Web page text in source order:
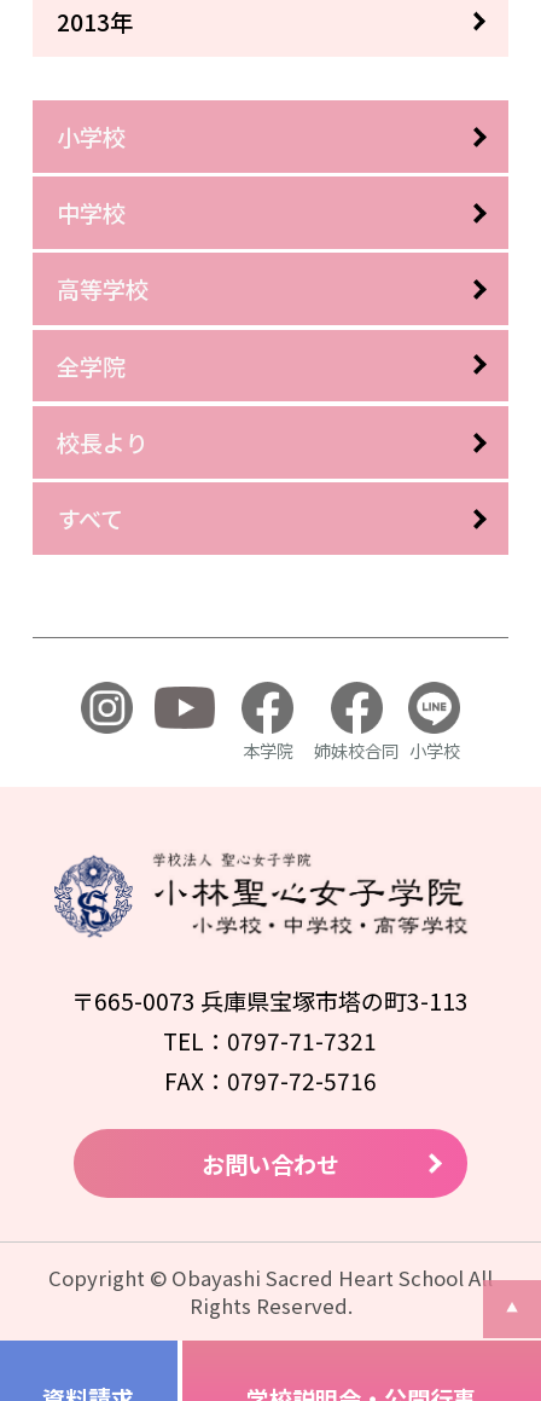
2013年
小学校
中学校
高等学校
全学院
校長より
すべて
本学院 姉妹校合同 小学校
〒665-0073 兵庫県宝塚市塔の町3-113
TEL：0797-71-7321
FAX：0797-72-5716
お問い合わせ
Copyright © Obayashi Sacred Heart School All
Rights Reserved.